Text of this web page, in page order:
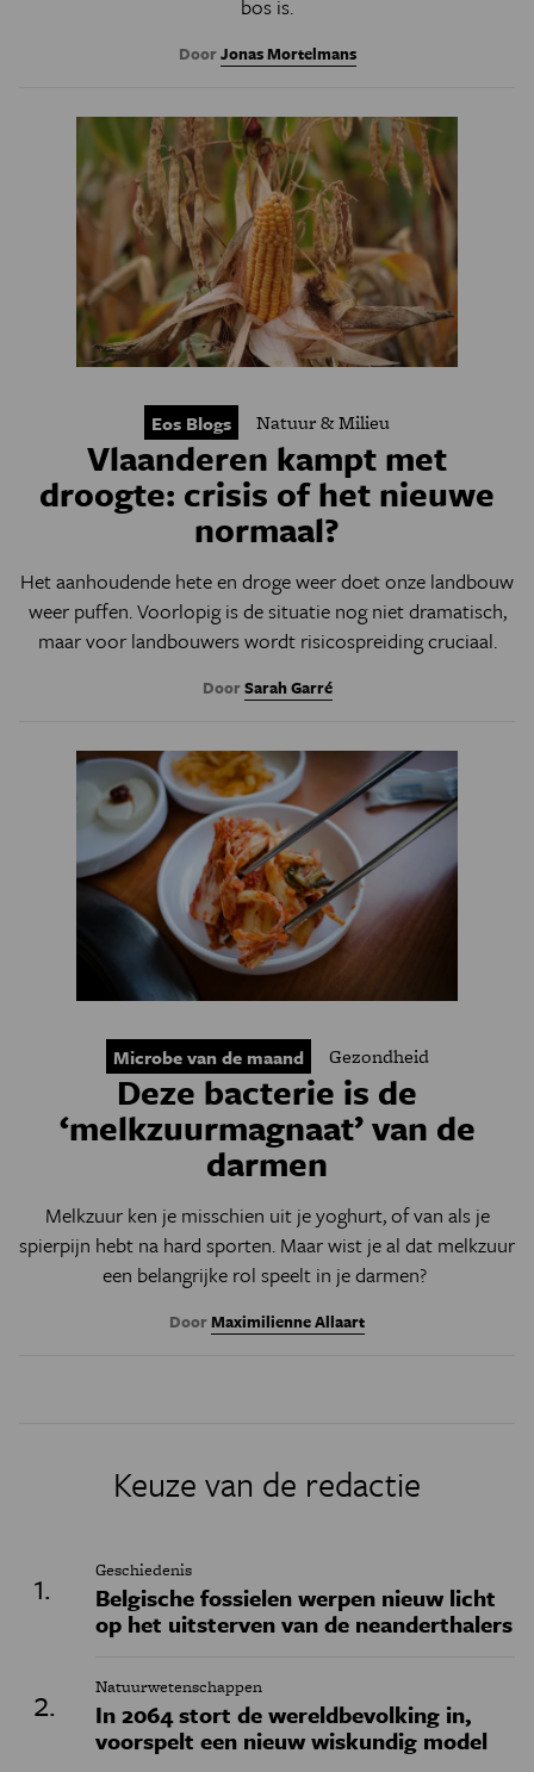
bos is.
DoorJonas Mortelmans
Eos Blogs Natuur & Milieu
Vlaanderen kampt met
droogte: crisis of het nieuwe
normaal?
Het aanhoudende hete en droge weer doet onze landbouw
weer puffen. Voorlopig is de situatie nog niet dramatisch,
maar voor landbouwers wordt risicospreiding cruciaal.
DoorSarah Garré
Microbe van de maand Gezondheid
Deze bacterie is de
‘melkzuurmagnaat’ van de
darmen
Melkzuur ken je misschien uit je yoghurt, of van als je
spierpijn hebt na hard sporten. Maar wist je al dat melkzuur
een belangrijke rol speelt in je darmen?
DoorMaximilienne Allaart
Keuze van de redactie
Geschiedenis
Belgische fossielen werpen nieuw licht
op het uitsterven van de neanderthalers
Natuurwetenschappen
In 2064 stort de wereldbevolking in,
voorspelt een nieuw wiskundig model